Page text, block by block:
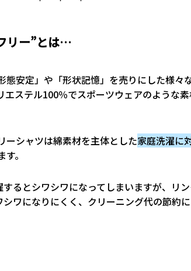
リー”とは…
態安定」や「形状記憶」を売りにした様々
エステル100％でスポーツウェアのような
ーシャツは綿素材を主体とした家庭洗濯に
。
るとシワシワになってしまいますが、リ
ワになりにくく、クリーニング代の節約